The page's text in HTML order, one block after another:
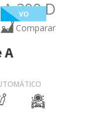
VO
Comparar
A